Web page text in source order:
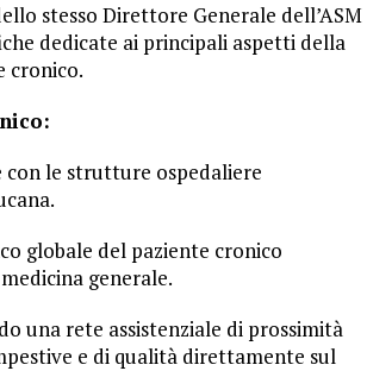
stesso Direttore Generale dell’ASM
dedicate ai principali aspetti della
cronico.
le strutture ospedaliere
globale del paziente cronico
generale.
una rete assistenziale di prossimità
e di qualità direttamente sul